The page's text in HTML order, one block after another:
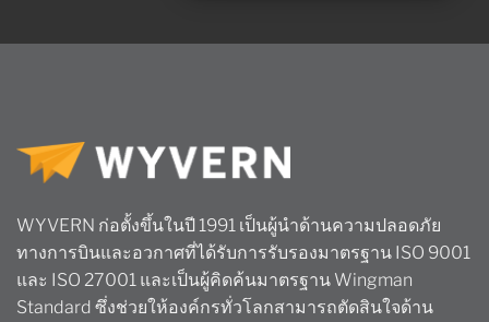
WYVERN ก่อตั้งขึ้นในปี 1991 เป็นผู้นำด้านความปลอดภัย
ทางการบินและอวกาศที่ได้รับการรับรองมาตรฐาน ISO 9001
และ ISO 27001 และเป็นผู้คิดค้นมาตรฐาน Wingman
Standard ซึ่งช่วยให้องค์กรทั่วโลกสามารถตัดสินใจด้าน